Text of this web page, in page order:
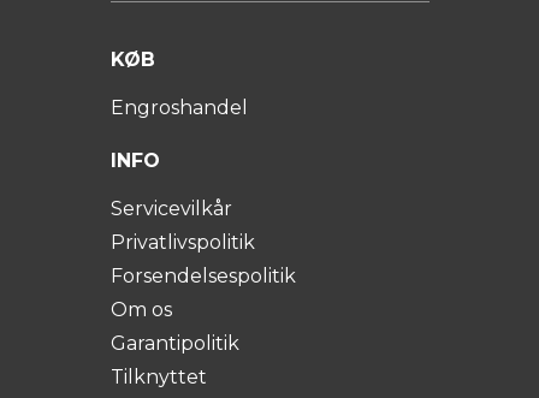
KØB
Engroshandel
INFO
Servicevilkår
Privatlivspolitik
Forsendelsespolitik
Om os
Garantipolitik
Tilknyttet